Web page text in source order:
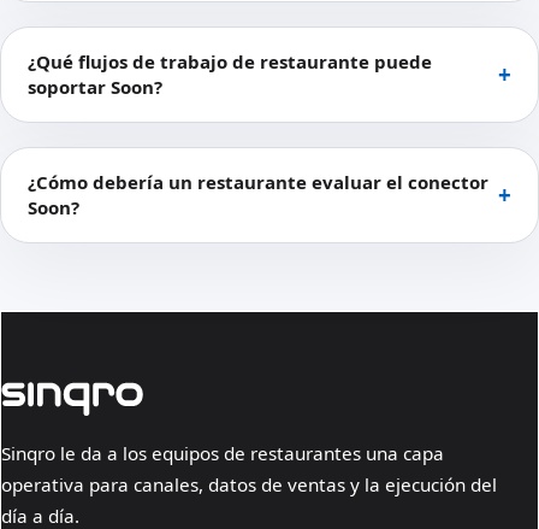
¿Qué flujos de trabajo de restaurante puede
soportar Soon?
¿Cómo debería un restaurante evaluar el conector
Soon?
Sinqro le da a los equipos de restaurantes una capa
operativa para canales, datos de ventas y la ejecución del
día a día.